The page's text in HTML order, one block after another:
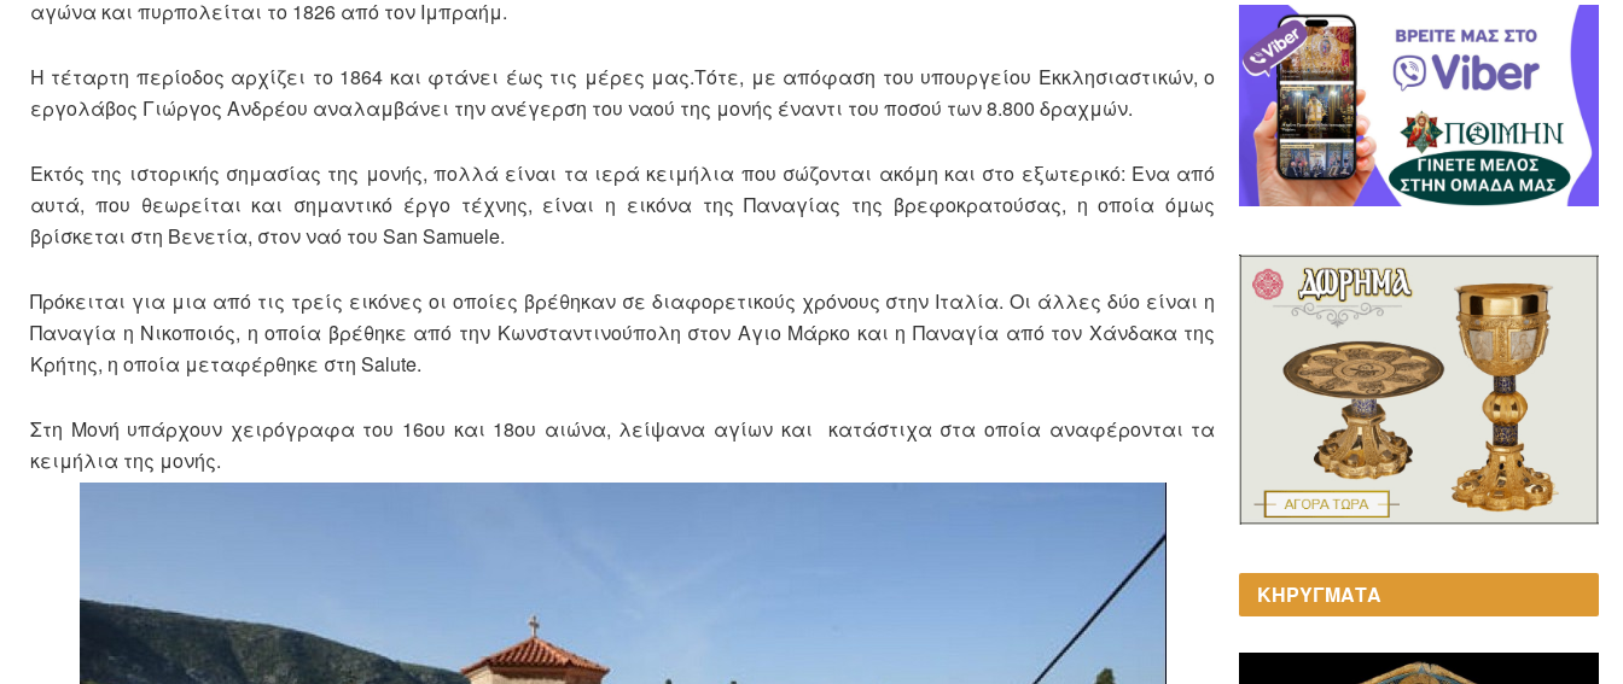
αγώνα και πυρπολείται το 1826 από τον Ιμπραήμ.
Η τέταρτη περίοδος αρχίζει το 1864 και φτάνει έως τις μέρες μας.Τότε, με απόφαση του υπουργείου Εκκλησιαστικών, ο
εργολάβος Γιώργος Ανδρέου αναλαμβάνει την ανέγερση του ναού της μονής έναντι του ποσού των 8.800 δραχμών.
Εκτός της ιστορικής σημασίας της μονής, πολλά είναι τα ιερά κειμήλια που σώζονται ακόμη και στο εξωτερικό: Ενα από
αυτά, που θεωρείται και σημαντικό έργο τέχνης, είναι η εικόνα της Παναγίας της βρεφοκρατούσας, η οποία όμως
βρίσκεται στη Βενετία, στον ναό του San Samuele.
Πρόκειται για μια από τις τρείς εικόνες οι οποίες βρέθηκαν σε διαφορετικούς χρόνους στην Ιταλία. Οι άλλες δύο είναι η
Παναγία η Νικοποιός, η οποία βρέθηκε από την Κωνσταντινούπολη στον Αγιο Μάρκο και η Παναγία από τον Χάνδακα της
Κρήτης, η οποία μεταφέρθηκε στη Salute.
Στη Μονή υπάρχουν χειρόγραφα του 16ου και 18ου αιώνα, λείψανα αγίων και κατάστιχα στα οποία αναφέρονται τα
κειμήλια της μονής.
ΚΗΡΥΓΜΑΤΑ